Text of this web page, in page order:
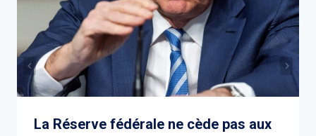
La Réserve fédérale ne cède pas aux